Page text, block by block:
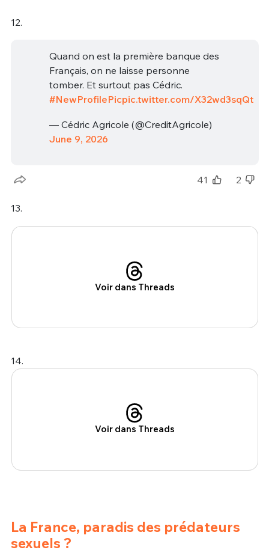
12.
Quand on est la première banque des
Français, on ne laisse personne
tomber. Et surtout pas Cédric.
#NewProfilePicpic.twitter.com/X32wd3sqQt
— Cédric Agricole (@CreditAgricole)
June 9, 2026
41 2
13.
Voir dans Threads
14.
Voir dans Threads
La France, paradis des prédateurs
sexuels ?